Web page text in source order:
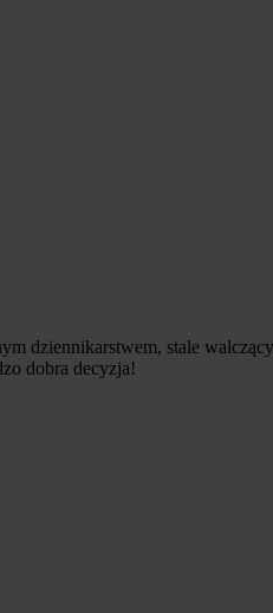
dziennikarstwem, stale
dobra decyzja!